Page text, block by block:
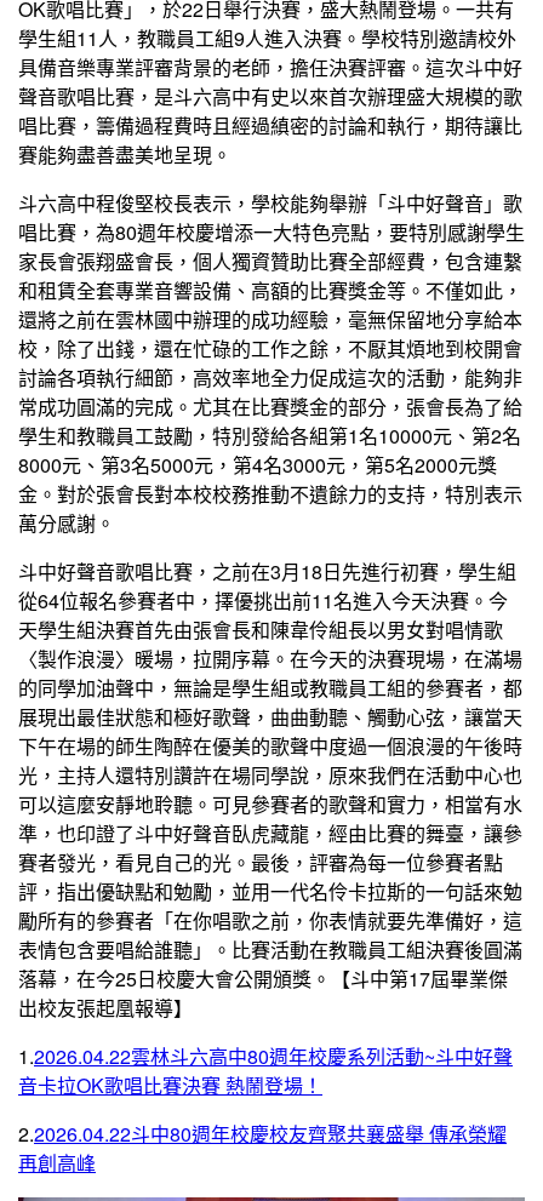
OK歌唱比賽」，於22日舉行決賽，盛大熱鬧登場。一共有
學生組11人，教職員工組9人進入決賽。學校特別邀請校外
具備音樂專業評審背景的老師，擔任決賽評審。這次斗中好
聲音歌唱比賽，是斗六高中有史以來首次辦理盛大規模的歌
唱比賽，籌備過程費時且經過縝密的討論和執行，期待讓比
賽能夠盡善盡美地呈現。
斗六高中程俊堅校長表示，學校能夠舉辦「斗中好聲音」歌
唱比賽，為80週年校慶增添一大特色亮點，要特別感謝學生
家長會張翔盛會長，個人獨資贊助比賽全部經費，包含連繫
和租賃全套專業音響設備、高額的比賽獎金等。不僅如此，
還將之前在雲林國中辦理的成功經驗，毫無保留地分享給本
校，除了出錢，還在忙碌的工作之餘，不厭其煩地到校開會
討論各項執行細節，高效率地全力促成這次的活動，能夠非
常成功圓滿的完成。尤其在比賽獎金的部分，張會長為了給
學生和教職員工鼓勵，特別發給各組第1名10000元、第2名
8000元、第3名5000元，第4名3000元，第5名2000元獎
金。對於張會長對本校校務推動不遺餘力的支持，特別表示
萬分感謝。
斗中好聲音歌唱比賽，之前在3月18日先進行初賽，學生組
從64位報名參賽者中，擇優挑出前11名進入今天決賽。今
天學生組決賽首先由張會長和陳韋伶組長以男女對唱情歌
〈製作浪漫〉暖場，拉開序幕。在今天的決賽現場，在滿場
的同學加油聲中，無論是學生組或教職員工組的參賽者，都
展現出最佳狀態和極好歌聲，曲曲動聽、觸動心弦，讓當天
下午在場的師生陶醉在優美的歌聲中度過一個浪漫的午後時
光，主持人還特別讚許在場同學說，原來我們在活動中心也
可以這麼安靜地聆聽。可見參賽者的歌聲和實力，相當有水
準，也印證了斗中好聲音臥虎藏龍，經由比賽的舞臺，讓參
賽者發光，看見自己的光。最後，評審為每一位參賽者點
評，指出優缺點和勉勵，並用一代名伶卡拉斯的一句話來勉
勵所有的參賽者「在你唱歌之前，你表情就要先準備好，這
表情包含要唱給誰聽」。比賽活動在教職員工組決賽後圓滿
落幕，在今25日校慶大會公開頒獎。【斗中第17屆畢業傑
出校友張起凰報導】
1.2026.04.22雲林斗六高中80週年校慶系列活動~斗中好聲
音卡拉OK歌唱比賽決賽 熱鬧登場！
2.2026.04.22斗中80週年校慶校友齊聚共襄盛舉 傳承榮耀
再創高峰